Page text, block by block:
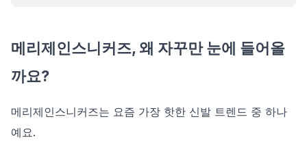
메리제인스니커즈, 왜 자꾸만 눈에 들어올
까요?
메리제인스니커즈는 요즘 가장 핫한 신발 트렌드 중 하나
예요.